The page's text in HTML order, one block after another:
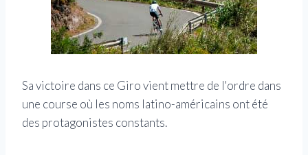
Sa victoire dans ce Giro vient mettre de l'ordre dans
une course où les noms latino-américains ont été
des protagonistes constants.